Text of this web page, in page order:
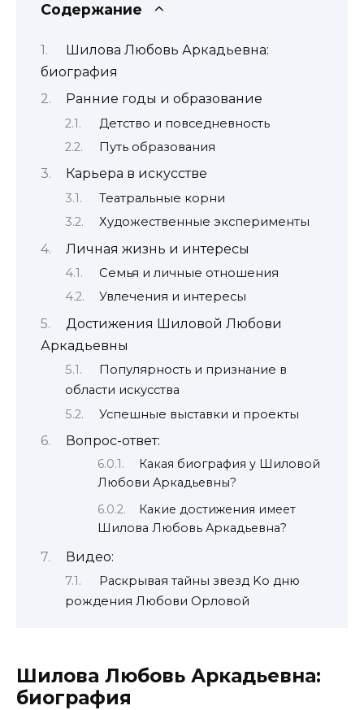
Содержание
Шилова Любовь Аркадьевна:
биография
Ранние годы и образование
Детство и повседневность
Путь образования
Карьера в искусстве
Театральные корни
Художественные эксперименты
Личная жизнь и интересы
Семья и личные отношения
Увлечения и интересы
Достижения Шиловой Любови
Аркадьевны
Популярность и признание в
области искусства
Успешные выставки и проекты
Вопрос-ответ:
Какая биография у Шиловой
Любови Аркадьевны?
Какие достижения имеет
Шилова Любовь Аркадьевна?
Видео:
Раскрывая тайны звезд Kо дню
рождения Любови Орловой
Шилова Любовь Аркадьевна:
биография